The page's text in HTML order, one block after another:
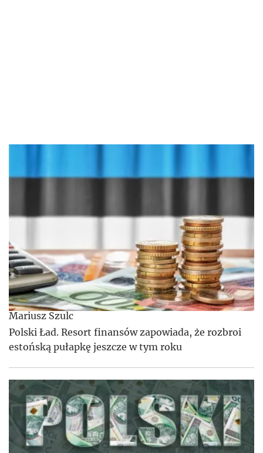
Mariusz Szulc
Polski Ład. Resort finansów zapowiada, że rozbroi
estońską pułapkę jeszcze w tym roku